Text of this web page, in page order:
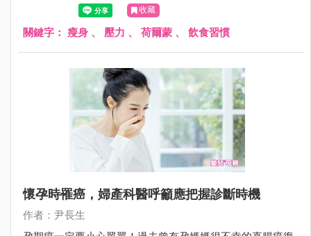
收藏
關鍵字： 瘦身 、 壓力 、 荷爾蒙 、 飲食習慣
懷孕時罹癌，婦產科醫呼籲應把握診斷時機
作者：尹長生